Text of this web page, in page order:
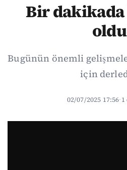
Bir
Bugünün önemli
için
02/07/2025 17:56·